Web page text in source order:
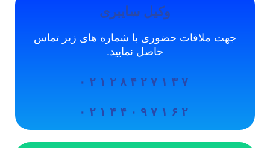
وکیل سایبری
جهت ملاقات حضوری با شماره های زیر تماس
حاصل نمایید.
۰۲۱۲۸۴۲۷۱۳۷
۰۲۱۴۴۰۹۷۱۶۲